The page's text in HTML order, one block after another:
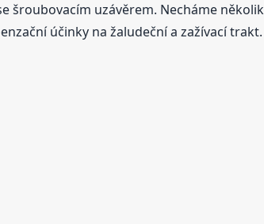
šroubovacím uzávěrem. Necháme
účinky na žaludeční a zažívací trakt.